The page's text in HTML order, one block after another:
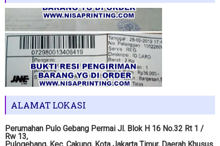
ALAMAT LOKASI
Perumahan Pulo Gebang Permai Jl. Blok H 16 No.32 Rt 1 /
Rw 13,